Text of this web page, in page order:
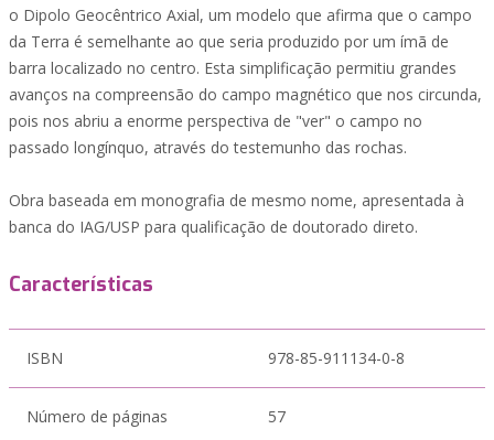
o Dipolo Geocêntrico Axial, um modelo que afirma que o campo
da Terra é semelhante ao que seria produzido por um ímã de
barra localizado no centro. Esta simplificação permitiu grandes
avanços na compreensão do campo magnético que nos circunda,
pois nos abriu a enorme perspectiva de "ver" o campo no
passado longínquo, através do testemunho das rochas.
Obra baseada em monografia de mesmo nome, apresentada à
banca do IAG/USP para qualificação de doutorado direto.
Características
ISBN 978-85-911134-0-8
Número de páginas 57